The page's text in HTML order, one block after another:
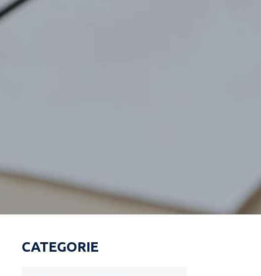
CATEGORIE